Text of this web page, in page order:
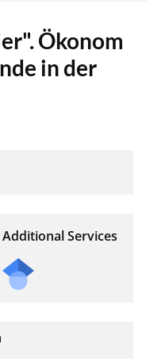
Ökonom
in der
Additional Services